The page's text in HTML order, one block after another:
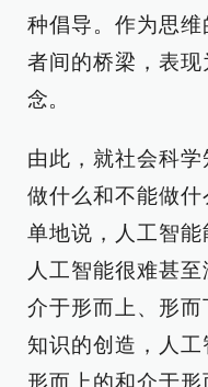
种倡导。作为思
者间的桥梁，表
念。
由此，就社会科
做什么和不能做
单地说，人工智
人工智能很难甚
介于形而上、形
知识的创造，人工
形而上的和介于形